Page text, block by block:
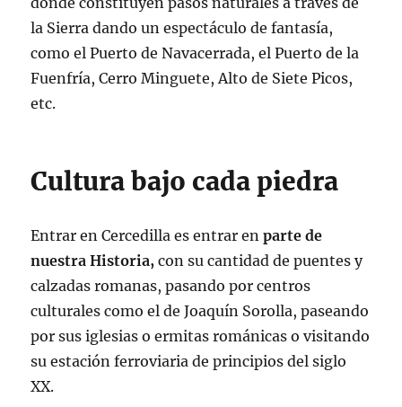
la Sierra dando un espectáculo de fantasía,
como el Puerto de Navacerrada, el Puerto de la
Fuenfría, Cerro Minguete, Alto de Siete Picos,
etc.
Cultura bajo cada piedra
Entrar en Cercedilla es entrar enparte de
nuestra Historia, con su cantidad de puentes y
calzadas romanas, pasando por centros
culturales como el de Joaquín Sorolla, paseando
por sus iglesias o ermitas románicas o visitando
su estación ferroviaria de principios del siglo
XX.